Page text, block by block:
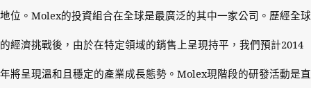
地位。 Molex的投資組合在全球是最廣泛的其中一家公司。歷經全球
的經濟挑戰後，由於在特定領域的銷售上呈現持平，我們預計2014
年將呈現溫和且穩定的產業成長態勢。 Molex現階段的研發活動是直